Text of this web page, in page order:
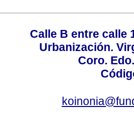
Calle B entre calle
Urbanización.
Coro.